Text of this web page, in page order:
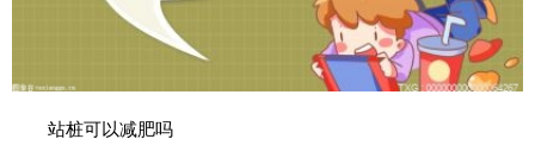
站桩可以减肥吗